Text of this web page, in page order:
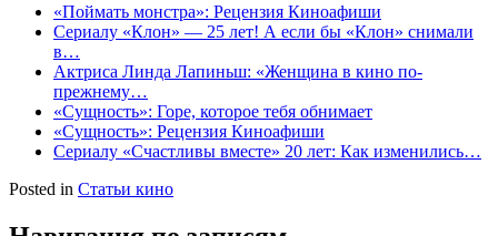
«Поймать монстра»: Рецензия Киноафиши
Сериалу «Клон» — 25 лет! А если бы «Клон» снимали
в…
Актриса Линда Лапиньш: «Женщина в кино по-
прежнему…
«Сущность»: Горе, которое тебя обнимает
«Сущность»: Рецензия Киноафиши
Сериалу «Счастливы вместе» 20 лет: Как изменились…
Posted in Статьи кино